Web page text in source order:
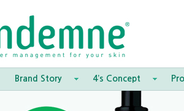
Brand Story 4’s Concept